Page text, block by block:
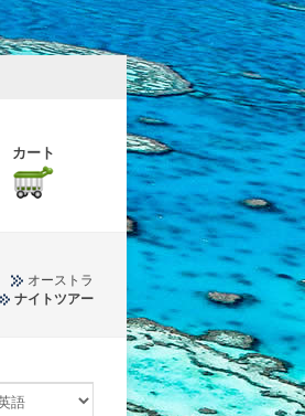
カート
オーストラ
ナイトツアー